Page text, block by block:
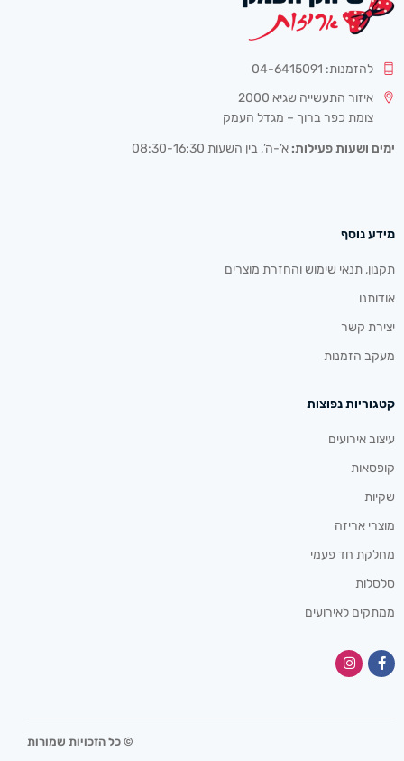
להזמנות: 04-6415091
איזור התעשייה שגיא 2000
צומת כפר ברוך – מגדל העמק
ימים ושעות פעילות: א’-ה’, בין השעות 08:30-16:30
מידע נוסף
תקנון, תנאי שימוש והחזרת מוצרים
אודותנו
יצירת קשר
מעקב הזמנות
קטגוריות נפוצות
עיצוב אירועים
קופסאות
שקיות
מוצרי אריזה
מחלקת חד פעמי
סלסלות
ממתקים לאירועים
© כל הזכויות שמורות